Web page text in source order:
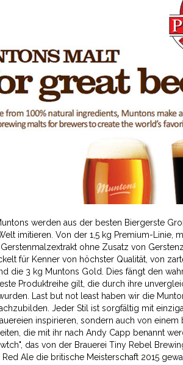
werden aus der besten Biergerste
imitieren. Von der 1,5 kg Premium-Linie,
ohne Zusatz von
für Kenner von höchster Qualität, von
die 3 kg Muntons Gold. Dies fängt den
Produktreihe gilt, die durch ihre
Last but not least haben wir die
Jeder Stil ist sorgfältig mit
inspirieren, sondern auch von
die mit ihr nach Andy Capp benannt
das von der Brauerei Tiny Rebel
Ale die britische Meisterschaft 2015